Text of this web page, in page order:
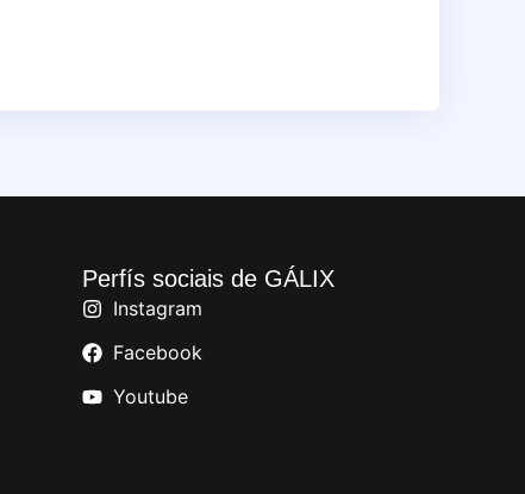
Perfís sociais de GÁLIX
Instagram
Facebook
Youtube